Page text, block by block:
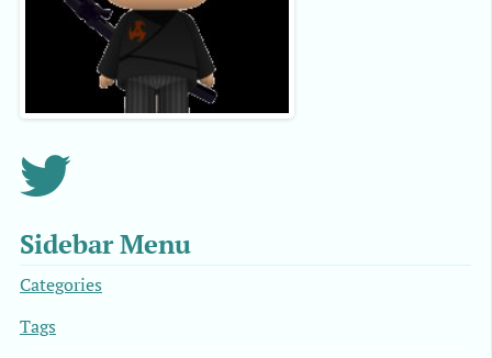
Sidebar Menu
Categories
Tags